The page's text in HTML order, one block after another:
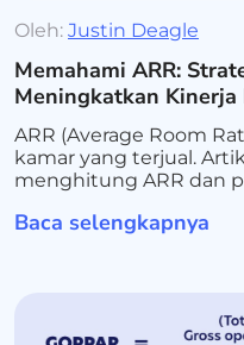
Oleh: Justin Deagle
Memahami ARR:
Meningkatkan
ARR (Average Room
kamar yang terjual.
menghitung ARR dan
Baca selengkapnya